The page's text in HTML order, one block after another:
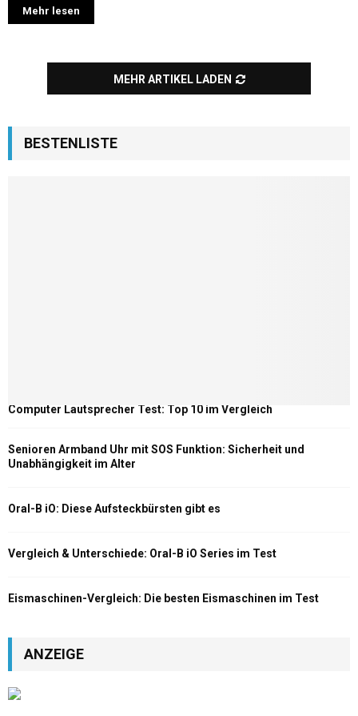
Mehr lesen
MEHR ARTIKEL LADEN
BESTENLISTE
Computer Lautsprecher Test: Top 10 im Vergleich
Senioren Armband Uhr mit SOS Funktion: Sicherheit und
Unabhängigkeit im Alter
Oral-B iO: Diese Aufsteckbürsten gibt es
Vergleich & Unterschiede: Oral-B iO Series im Test
Eismaschinen-Vergleich: Die besten Eismaschinen im Test
ANZEIGE